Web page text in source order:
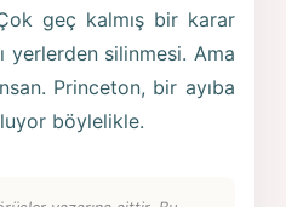
geç kalmış bir karar
yerlerden silinmesi. Ama
Princeton, bir ayıba
böylelikle.